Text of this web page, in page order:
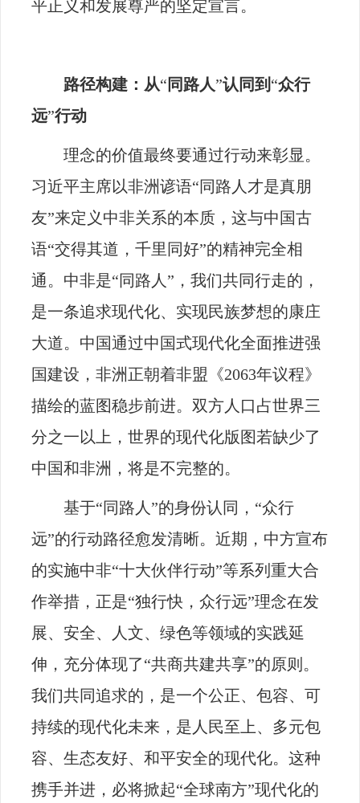
平正义和发展尊严的坚定宣言。
路径构建：从“ 同路人”认同到 “众行
远”行动
理念的价值最终要通过行动来彰显。
习近平主席以非洲谚语“同路人才是真朋
友”来定义中非关系的本质，这与中国古
语“交得其道，千里同好”的精神完全相
通。中非是“同路人”，我们共同行走的，
是一条追求现代化、实现民族梦想的康庄
大道。中国通过中国式现代化全面推进强
国建设，非洲正朝着非盟《2063年议程》
描绘的蓝图稳步前进。双方人口占世界三
分之一以上，世界的现代化版图若缺少了
中国和非洲，将是不完整的。
基于“同路人”的身份认同，“众行
远”的行动路径愈发清晰。近期，中方宣布
的实施中非“十大伙伴行动”等系列重大合
作举措，正是“独行快，众行远”理念在发
展、安全、人文、绿色等领域的实践延
伸，充分体现了“共商共建共享”的原则。
我们共同追求的，是一个公正、包容、可
持续的现代化未来，是人民至上、多元包
容、生态友好、和平安全的现代化。这种
携手并进，必将掀起“全球南方”现代化的